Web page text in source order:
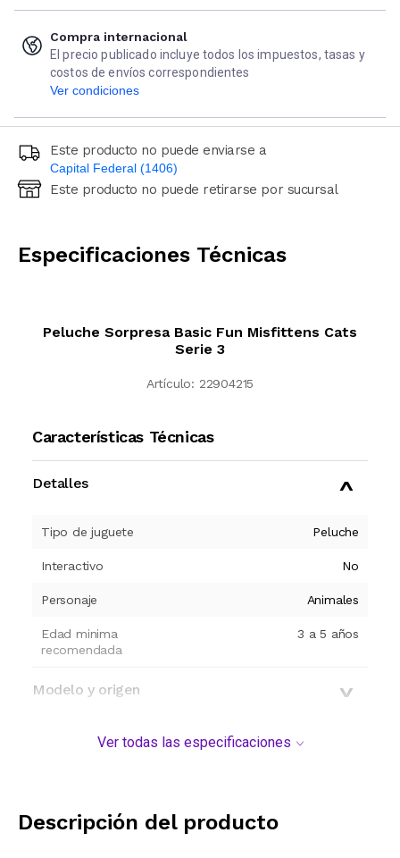
Compra internacional
El precio publicado incluye todos los impuestos, tasas y
costos de envíos correspondientes
Ver condiciones
Este producto no puede enviarse a
Capital Federal (1406)
Ingresá código postal (sólo números)
Este producto no puede retirarse por sucursal
Especificaciones Técnicas
Peluche Sorpresa Basic Fun Misfittens Cats
Serie 3
Artículo: 22904215
Características Técnicas
Detalles
Tipo de juguete Peluche
Interactivo No
Personaje Animales
Edad minima
recomendada
3 a 5 años
Modelo y origen
Ver todas las especificaciones
Descripción del producto